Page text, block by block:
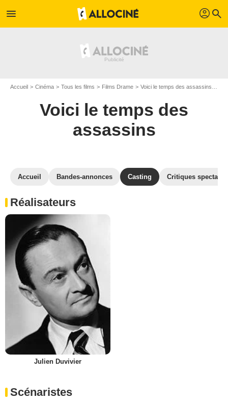
menu profil search
Accueil Cinéma Tous les films Films Drame Voici le temps des assassins
Voici le temps des
assassins
Accueil Bandes-annonces Casting Critiques
Réalisateurs
Julien Duvivier
Scénaristes